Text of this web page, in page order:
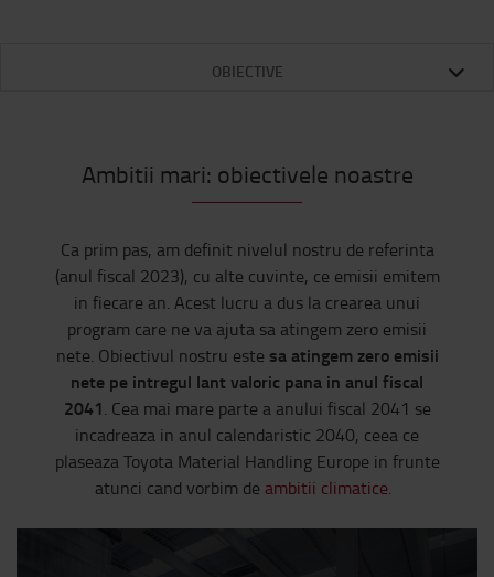
OBIECTIVE
Ambitii mari: obiectivele noastre
Ca prim pas, am definit nivelul nostru de referinta
(anul fiscal 2023), cu alte cuvinte, ce emisii emitem
in fiecare an. Acest lucru a dus la crearea unui
program care ne va ajuta sa atingem zero emisii
nete. Obiectivul nostru este sa atingem zero emisii
nete pe intregul lant valoric pana in anul fiscal
2041. Cea mai mare parte a anului fiscal 2041 se
incadreaza in anul calendaristic 2040, ceea ce
plaseaza Toyota Material Handling Europe in frunte
atunci cand vorbim de ambitii climatice.